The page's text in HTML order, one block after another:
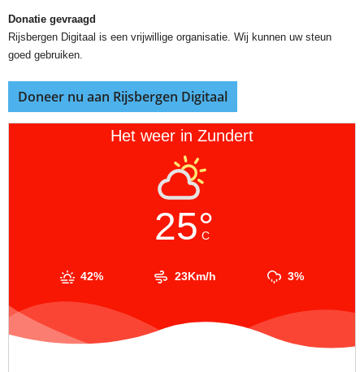
Donatie gevraagd
Rijsbergen Digitaal is een vrijwillige organisatie. Wij kunnen uw steun
goed gebruiken.
Doneer nu aan Rijsbergen Digitaal
Het weer in Zundert
25°
C
42% 23Km/h 3%